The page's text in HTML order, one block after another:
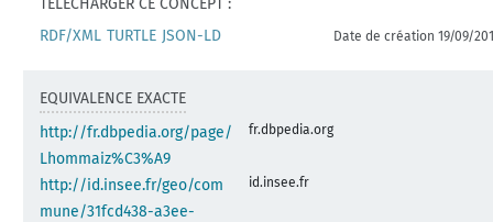
RDF/XML TURTLE JSON-LD Date de création 19/09/
EQUIVALENCE EXACTE
http://fr.dbpedia.org/page/
Lhommaiz%C3%A9
fr.dbpedia.org
http://id.insee.fr/geo/com
mune/31fcd438-a3ee-
id.insee.fr